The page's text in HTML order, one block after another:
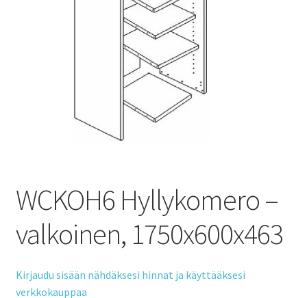
WCKOH6 Hyllykomero –
valkoinen, 1750x600x463
Kirjaudu sisään nähdäksesi hinnat ja käyttääksesi
verkkokauppaa